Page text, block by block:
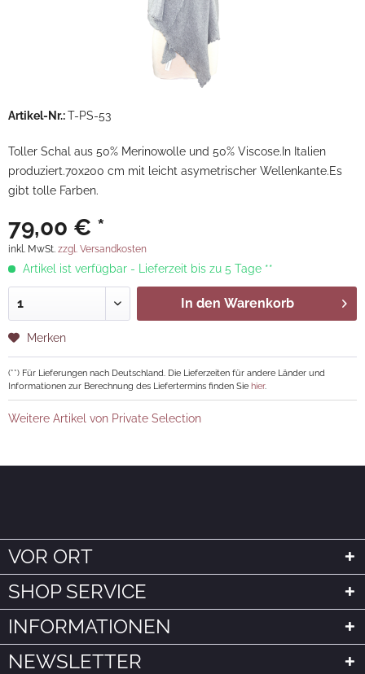
Artikel-Nr.:T-PS-53
Toller Schal aus 50% Merinowolle und 50% Viscose.In Italien
produziert.70x200 cm mit leicht asymetrischer Wellenkante.Es
gibt tolle Farben.
79,00 € *
inkl. MwSt. zzgl. Versandkosten
Artikel ist verfügbar - Lieferzeit bis zu 5 Tage **
In den Warenkorb
Merken
(**) Für Lieferungen nach Deutschland. Die Lieferzeiten für andere Länder und
Informationen zur Berechnung des Liefertermins finden Sie hier.
Weitere Artikel von Private Selection
VOR ORT
SHOP SERVICE
INFORMATIONEN
NEWSLETTER